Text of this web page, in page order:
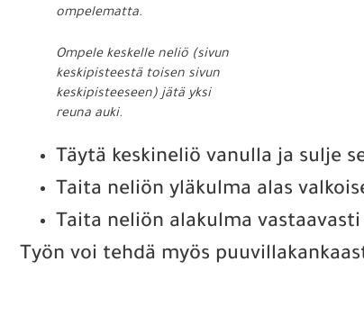
ompelematta.
Ompele keskelle neliö (sivun
keskipisteestä toisen sivun
keskipisteeseen) jätä yksi
reuna auki.
Täytä keskineliö vanulla ja sulje
Taita neliön yläkulma alas
Taita neliön alakulma
Työn voi tehdä myös